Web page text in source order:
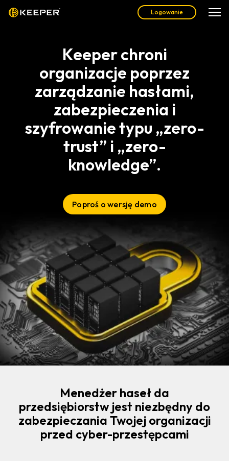
Logowanie
Keeper chroni
organizacje poprzez
zarządzanie hasłami,
zabezpieczenia i
szyfrowanie typu „zero-
trust” i „zero-
knowledge”.
Poproś o wersję demo
Menedżer haseł da
przedsiębiorstw jest niezbędny do
zabezpieczania Twojej organizacji
przed cyber-przestępcami